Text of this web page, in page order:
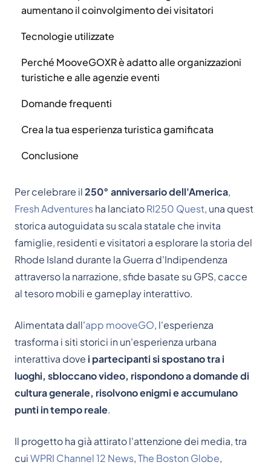
aumentano il coinvolgimento dei visitatori
Tecnologie utilizzate
Perché MooveGOXR è adatto alle organizzazioni
turistiche e alle agenzie eventi
Domande frequenti
Crea la tua esperienza turistica gamificata
Conclusione
Per celebrare il250° anniversario dell'America,
Fresh Adventuresha lanciatoRI250 Quest, una quest
storica autoguidata su scala statale che invita
famiglie, residenti e visitatori a esplorare la storia del
Rhode Island durante la Guerra d'Indipendenza
attraverso la narrazione, sfide basate su GPS, cacce
al tesoro mobili e gameplay interattivo.
Alimentata dall'app mooveGO, l'esperienza
trasforma i siti storici in un'esperienza urbana
interattiva dove i partecipanti si spostano tra i
luoghi, sbloccano video, rispondono a domande di
cultura generale, risolvono enigmi e accumulano
punti in tempo reale.
Il progetto ha già attirato l'attenzione dei media, tra
cuiWPRI Channel 12 News,The Boston Globe,